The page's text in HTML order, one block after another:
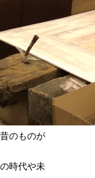
のものが
時代や未